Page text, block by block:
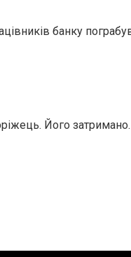
банку
Його затримано.